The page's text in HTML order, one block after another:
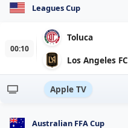
Leagues Cup
00:10
Toluca
Los Angeles FC
Apple TV
Australian FFA Cup